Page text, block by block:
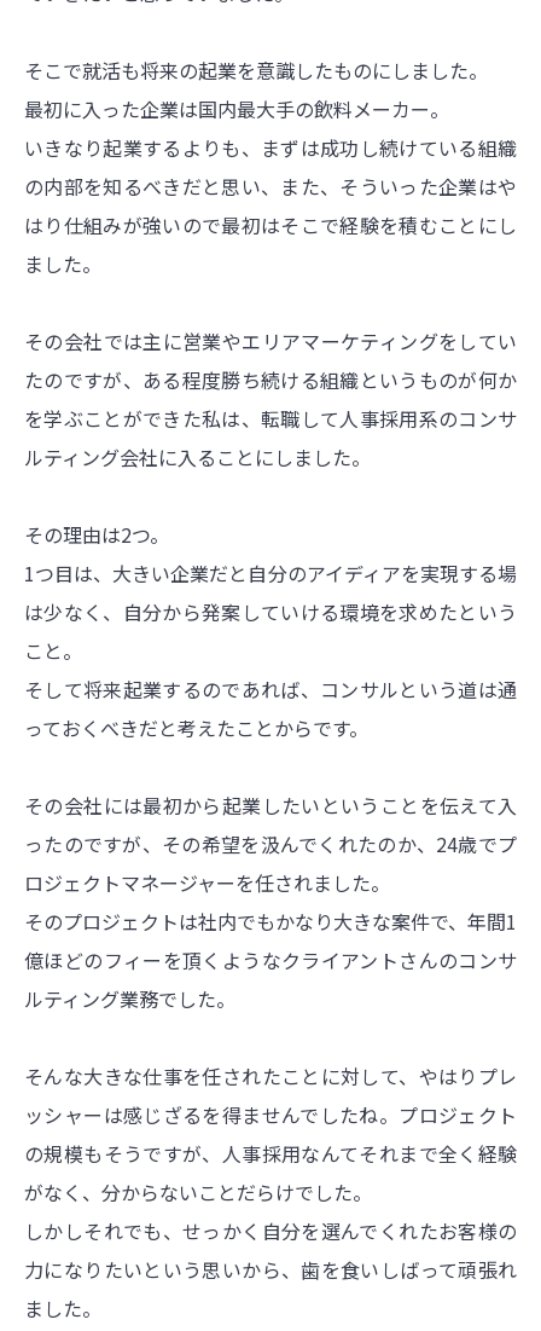
そこで就活も将来の起業を意識したものにしました。
最初に入った企業は国内最大手の飲料メーカー。
いきなり起業するよりも、まずは成功し続けている組織
の内部を知るべきだと思い、また、そういった企業はや
はり仕組みが強いので最初はそこで経験を積むことにし
ました。
その会社では主に営業やエリアマーケティングをしてい
たのですが、ある程度勝ち続ける組織というものが何か
を学ぶことができた私は、転職して人事採用系のコンサ
ルティング会社に入ることにしました。
その理由は2つ。
1つ目は、大きい企業だと自分のアイディアを実現する場
は少なく、自分から発案していける環境を求めたという
こと。
そして将来起業するのであれば、コンサルという道は通
っておくべきだと考えたことからです。
その会社には最初から起業したいということを伝えて入
ったのですが、その希望を汲んでくれたのか、24歳でプ
ロジェクトマネージャーを任されました。
そのプロジェクトは社内でもかなり大きな案件で、年間1
億ほどのフィーを頂くようなクライアントさんのコンサ
ルティング業務でした。
そんな大きな仕事を任されたことに対して、やはりプレ
ッシャーは感じざるを得ませんでしたね。プロジェクト
の規模もそうですが、人事採用なんてそれまで全く経験
がなく、分からないことだらけでした。
しかしそれでも、せっかく自分を選んでくれたお客様の
力になりたいという思いから、歯を食いしばって頑張れ
ました。